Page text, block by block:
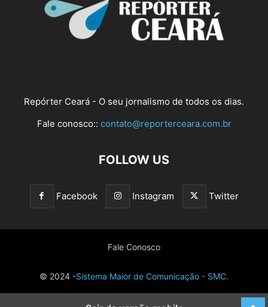
Repórter Ceará - O seu jornalismo de todos os dias.
Fale conosco:: contato@reporterceara.com.br
FOLLOW US
Facebook Instagram Twitter
Fale Conosco
© 2024 -Sistema Maior de Comunicação - SMC.